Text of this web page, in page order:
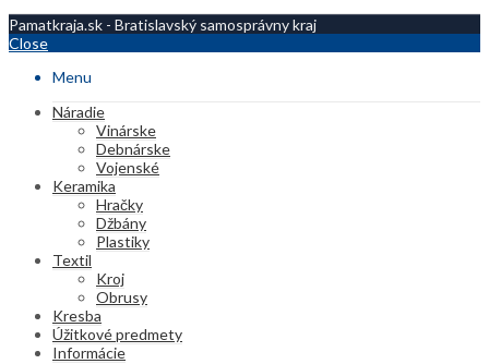
Pamatkraja.sk - Bratislavský samosprávny kraj
Close
Menu
Náradie
Vinárske
Debnárske
Vojenské
Keramika
Hračky
Džbány
Plastiky
Textil
Kroj
Obrusy
Kresba
Úžitkové predmety
Informácie